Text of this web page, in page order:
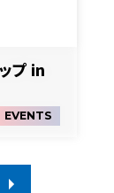
プ in
EVENTS